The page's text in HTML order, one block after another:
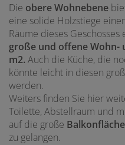
Die obere Wohnebene
eine solide Holzstiege
Räume dieses
große und offene Wohn-
m2. Auch die Küche, die
könnte leicht in diesen
werden.
Weiters finden Sie hier
Toilette, Abstellraum und
auf die große Balkonfläche
zu gelangen.